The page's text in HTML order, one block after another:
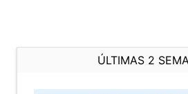
ÚLTIMAS 2